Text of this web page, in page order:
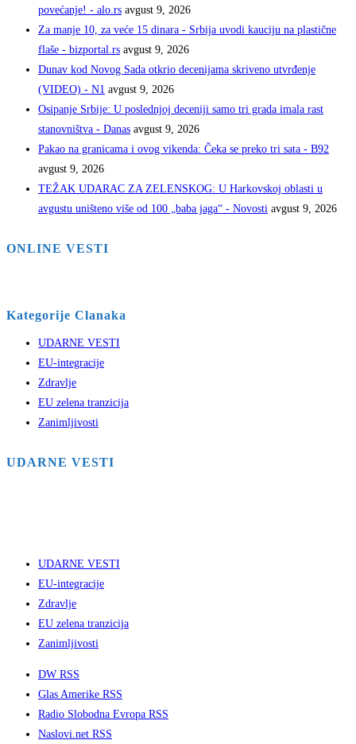
povećanje! - alo.rs avgust 9, 2026
Za manje 10, za veće 15 dinara - Srbija uvodi kauciju na plastične
flaše - bizportal.rs avgust 9, 2026
Dunav kod Novog Sada otkrio decenijama skriveno utvrđenje
(VIDEO) - N1 avgust 9, 2026
Osipanje Srbije: U poslednjoj deceniji samo tri grada imala rast
stanovništva - Danas avgust 9, 2026
Pakao na granicama i ovog vikenda: Čeka se preko tri sata - B92
avgust 9, 2026
TEŽAK UDARAC ZA ZELENSKOG: U Harkovskoj oblasti u
avgustu uništeno više od 100 „baba jaga“ - Novosti avgust 9, 2026
ONLINE VESTI
Kategorije Clanaka
UDARNE VESTI
EU-integracije
Zdravlje
EU zelena tranzicija
Zanimljivosti
UDARNE VESTI
UDARNE VESTI
EU-integracije
Zdravlje
EU zelena tranzicija
Zanimljivosti
DW RSS
Glas Amerike RSS
Radio Slobodna Evropa RSS
Naslovi.net RSS